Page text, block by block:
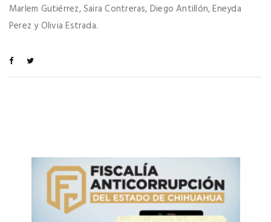
Marlem Gutiérrez, Saira Contreras, Diego Antillón, Eneyda
Perez y Olivia Estrada.